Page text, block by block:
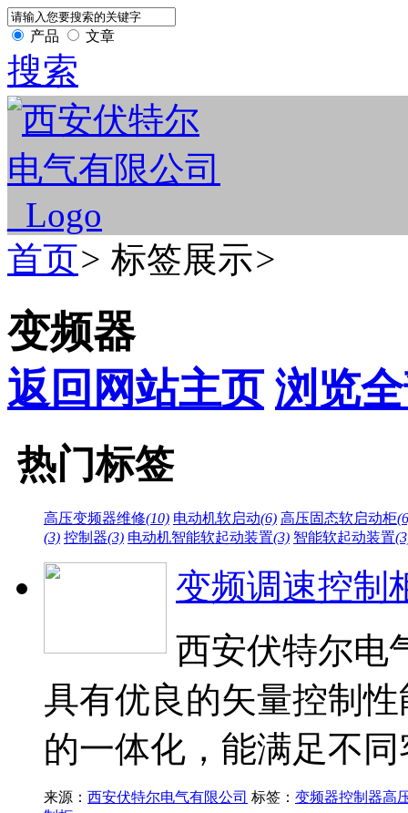
产品 文章
搜索
首页> 标签展示>
变频器
返回网站主页 浏览
热门标签
高压变频器维修(10) 电动机软启动(6) 高压固态软启动柜
(3) 控制器(3) 电动机智能软起动装置(3) 智能软起动装置
变频调速控制
西安伏特尔电
具有优良的矢量控制
的一体化，能满足不
来源： 西安伏特尔电气有限公司 标签： 变频器控制器高